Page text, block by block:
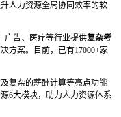
人力资源全局协同效率的软
广告、医疗等行业提供复杂考
方案。目前，已有17000+家
复杂的薪酬计算等亮点功能
6大模块，助力人力资源体系